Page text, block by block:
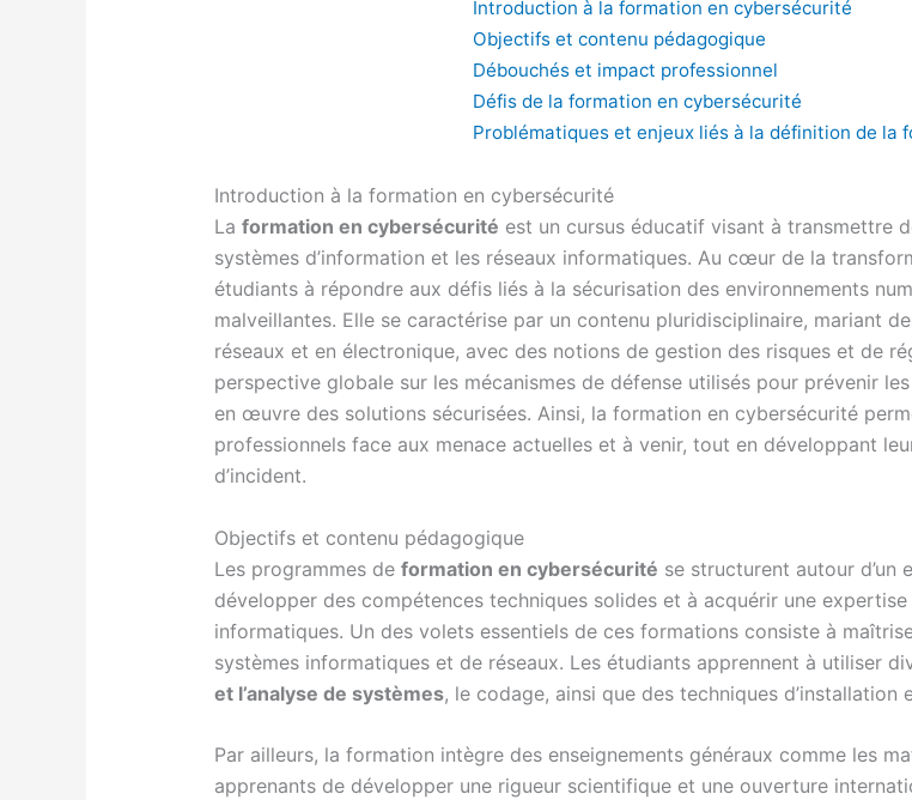
Introduction à la formation en cybersécurité
Objectifs et contenu pédagogique
Débouchés et impact professionnel
Défis de la formation en cybersécurité
Problématiques et enjeux liés à la définition de la
Introduction à la formation en cybersécurité
La formation en cybersécurité est un cursus éducatif visant à transmettre
systèmes d’information et les réseaux informatiques. Au cœur de la
étudiants à répondre aux défis liés à la sécurisation des environnements
malveillantes. Elle se caractérise par un contenu pluridisciplinaire, mariant
réseaux et en électronique, avec des notions de gestion des risques et de
perspective globale sur les mécanismes de défense utilisés pour prévenir
en œuvre des solutions sécurisées. Ainsi, la formation en cybersécurité
professionnels face aux menace actuelles et à venir, tout en développant
d’incident.
Objectifs et contenu pédagogique
Les programmes de formation en cybersécurité se structurent autour d’un
développer des compétences techniques solides et à acquérir une
informatiques. Un des volets essentiels de ces formations consiste à
systèmes informatiques et de réseaux. Les étudiants apprennent à utiliser
et l’analyse de systèmes, le codage, ainsi que des techniques
Par ailleurs, la formation intègre des enseignements généraux comme les
apprenants de développer une rigueur scientifique et une ouverture